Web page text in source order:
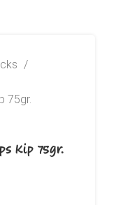
75gr.
Kip 75gr.